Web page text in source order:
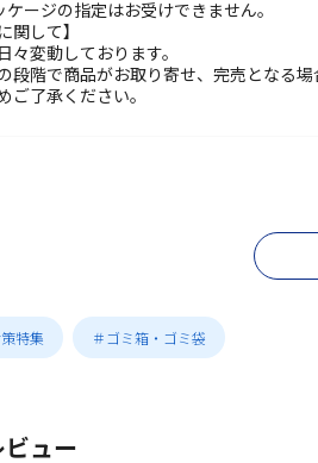
ージの指定はお受けできません。
関して】
々変動しております。
段階で商品がお取り寄せ、完売となる
ご了承ください。
特集 ＃ゴミ箱・ゴミ袋
ビュー